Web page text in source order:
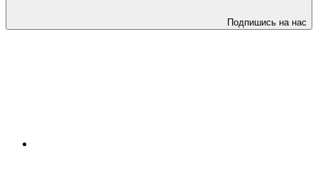
Подпишись на нас